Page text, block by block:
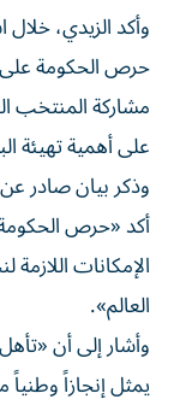
وأكد الزيدي، خلال
حرص الحكومة على
مشاركة المنتخب
على أهمية تهيئة
وذكر بيان صادر
أكد «حرص
الإمكانات
العالم».
وأشار إلى أن
يمثل إنجازاً